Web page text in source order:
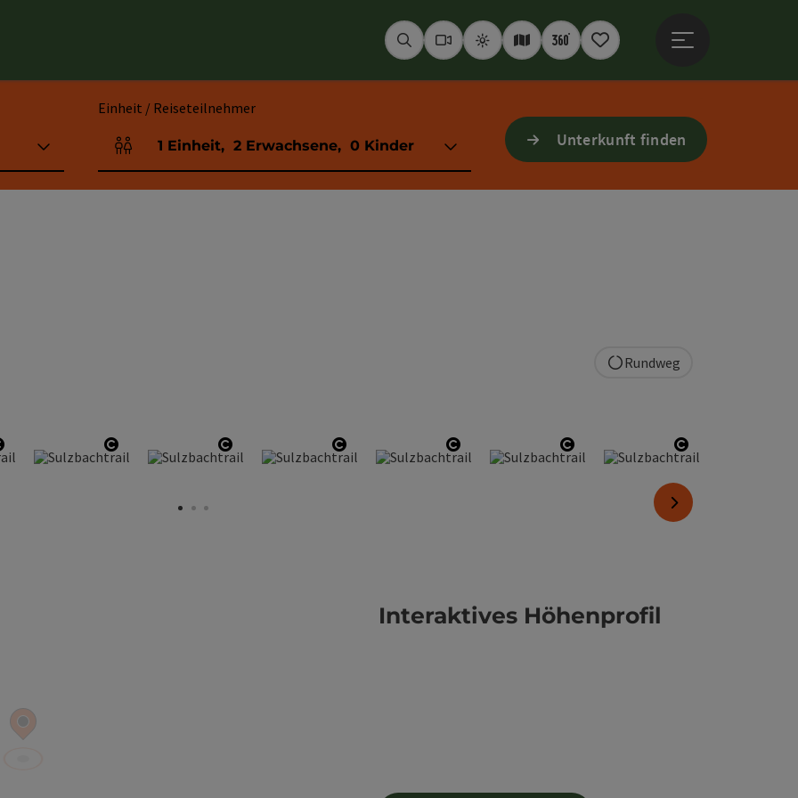
SuchenWebcams
WetterInteraktive Karte
360° Panoramen
Merkzettel
Einheit / Reiseteilnehmer
Einheitenanzahl und Personenfelder
1 Einheit, 2 Erwachsene, 0 Kinder Unterkunft finden
öffnenCopyright öffnenCopyright öffnenCopyright öffnenCopyright öffnenCopyright öffnenCopyright
nächstes Element
Rundweg
Interaktives Höhenprofil